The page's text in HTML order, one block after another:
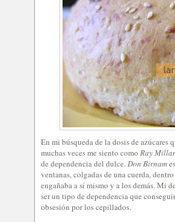
En mi búsqueda de la dosis de azúcares
muchas veces me siento como Ray
de dependencia del dulce.Don Birnam
ventanas, colgadas de una cuerda,
engañaba a sí mismo y a los demás. Mi
ser un tipo de dependencia que
obsesión por los cepillados.